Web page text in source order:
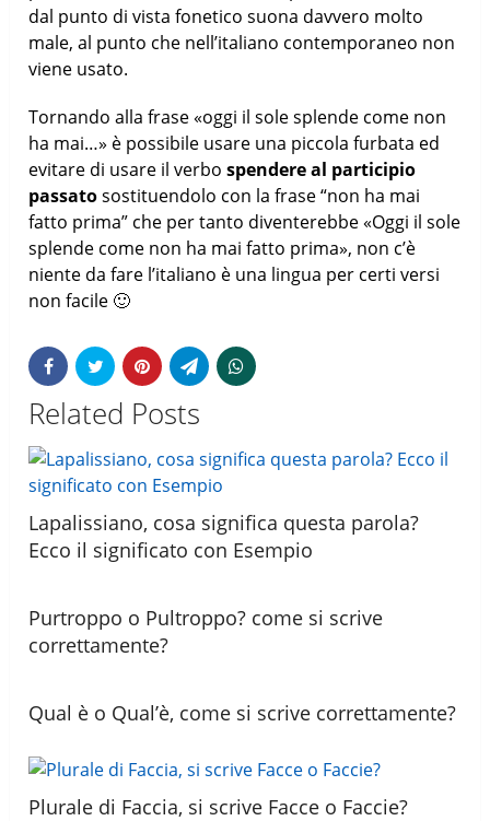
dal punto di vista fonetico suona davvero molto
male, al punto che nell’italiano contemporaneo non
viene usato.
Tornando alla frase «oggi il sole splende come non
ha mai…» è possibile usare una piccola furbata ed
evitare di usare il verbospendere al participio
passatosostituendolo con la frase “non ha mai
fatto prima” che per tanto diventerebbe «Oggi il sole
splende come non ha mai fatto prima», non c’è
niente da fare l’italiano è una lingua per certi versi
non facile 🙂
Related Posts
Lapalissiano, cosa significa questa parola?
Ecco il significato con Esempio
Purtroppo o Pultroppo? come si scrive
correttamente?
Qual è o Qual’è, come si scrive correttamente?
Plurale di Faccia, si scrive Facce o Faccie?